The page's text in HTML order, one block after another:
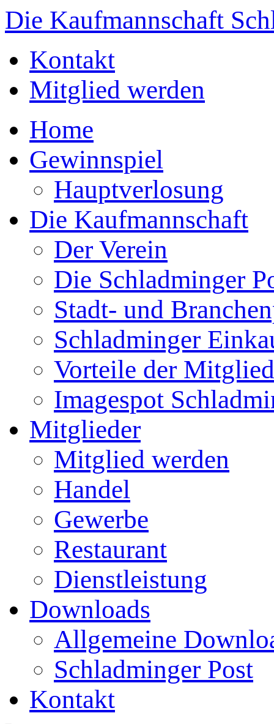
Die Kaufmannschaft
Kontakt
Mitglied werden
Home
Gewinnspiel
Hauptverlosung
Die Kaufmannschaft
Der Verein
Die Schladminger
Stadt- und
Schladminger
Vorteile der
Imagespot
Mitglieder
Mitglied werden
Handel
Gewerbe
Restaurant
Dienstleistung
Downloads
Allgemeine
Schladminger Post
Kontakt